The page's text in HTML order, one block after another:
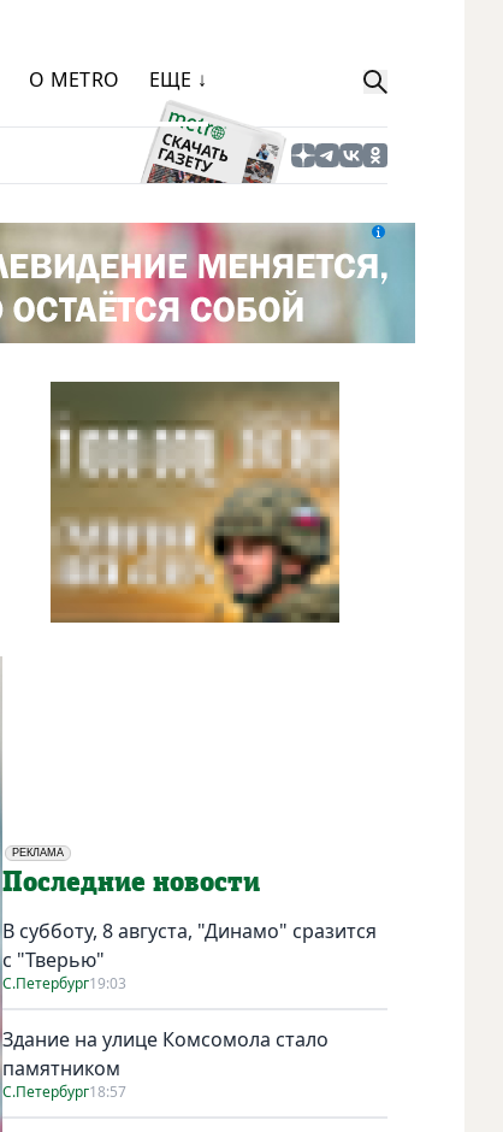
О METRO ЕЩЕ ↓
РЕКЛАМА
Социальная реклама
Последние новости
В субботу, 8 августа, "Динамо" сразится
с "Тверью"
С.Петербург19:03
Здание на улице Комсомола стало
памятником
С.Петербург18:57